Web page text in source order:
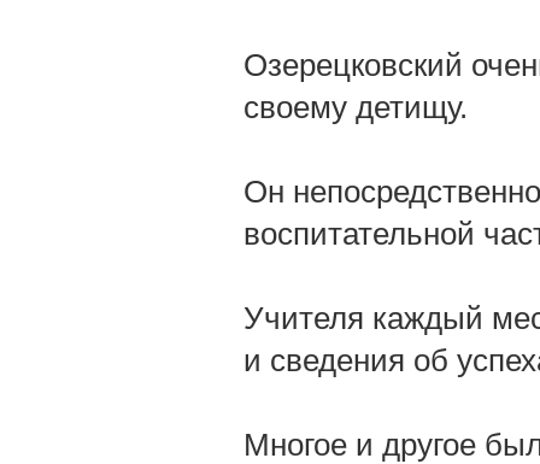
Озерецковский
своему детищу.
Он
воспитательной
Учителя каждый
и сведения об
Многое и другое